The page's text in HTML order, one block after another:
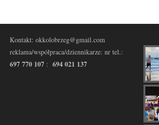
Kontakt: okkolobrzeg@gmail.com
reklama/współpraca/dziennikarze: nr tel.:
697 770 107 : 694 021 137